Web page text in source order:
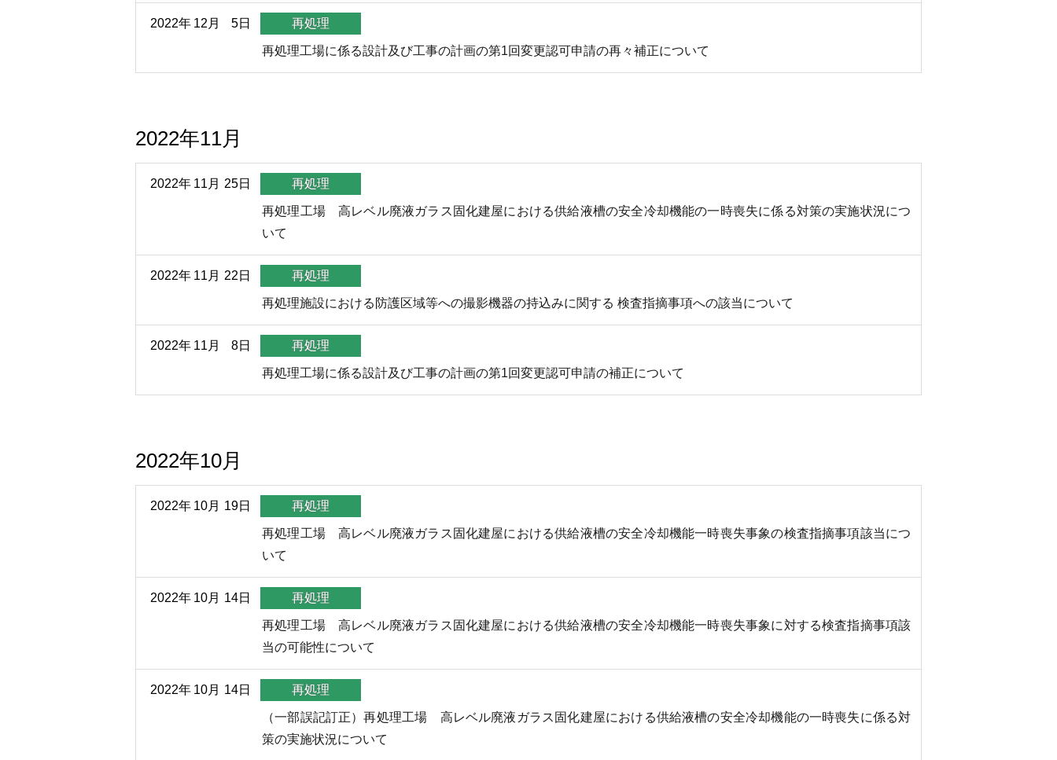
2022年 12月 5日 再処理
再処理工場に係る設計及び工事の計画の第1回変更認可申請の再々補正について
2022年11月
2022年 11月 25日 再処理
再処理工場 高レベル廃液ガラス固化建屋における供給液槽の安全冷却機能の一時喪失に係る対策の実施状況につ
いて
2022年 11月 22日 再処理
再処理施設における防護区域等への撮影機器の持込みに関する 検査指摘事項への該当について
2022年 11月 8日 再処理
再処理工場に係る設計及び工事の計画の第1回変更認可申請の補正について
2022年10月
2022年 10月 19日 再処理
再処理工場 高レベル廃液ガラス固化建屋における供給液槽の安全冷却機能一時喪失事象の検査指摘事項該当につ
いて
2022年 10月 14日 再処理
再処理工場 高レベル廃液ガラス固化建屋における供給液槽の安全冷却機能一時喪失事象に対する検査指摘事項該
当の可能性について
2022年 10月 14日 再処理
（一部誤記訂正）再処理工場 高レベル廃液ガラス固化建屋における供給液槽の安全冷却機能の一時喪失に係る対
策の実施状況について